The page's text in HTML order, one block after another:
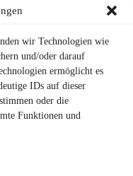
wir Technologien wie
und/oder darauf
ermöglicht es
IDs auf dieser
oder die
Funktionen und